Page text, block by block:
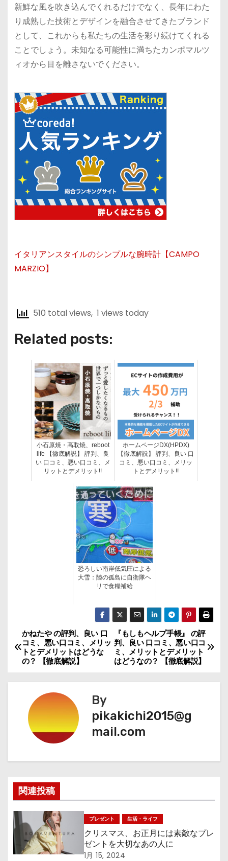
新鮮な風を吹き込んでくれるだけでなく、長年にわた
り成熟した技術とデザインを融合させてきたブランド
として、これからも私たちの生活を彩り続けてくれる
ことでしょう。未知なる可能性に満ちたカンポマルツ
ィオから目を離さないでください。
イタリアンスタイルのシンプルな腕時計【CAMPO
MARZIO】
510 total views, 1 views today
Related posts:
小石原焼・高取焼、reboot
life 【徹底解説】 評判、良
い 口コミ、悪い口コミ、メ
リットとデメリット!!
ホームページDX(HPDX)
【徹底解説】 評判、良い 口
コミ、悪い口コミ、メリッ
トとデメリット!!
恐ろしい南岸低気圧による
大雪：陸の孤島に自衛隊ヘ
リで食糧補給
投
稿
ナ
ビ
ゲ
シ
ョ
ン
『もしもヘルプ手帳』 の評
判、良い 口コミ、悪い口コ
ミ、メリットとデメリット
はどうなの？ 【徹底解説】
かねたや の評判、良い 口
コミ、悪い口コミ、メリッ
トとデメリットはどうな
の？ 【徹底解説】
By
pikakichi2015@g
mail.com
関連投稿
プレゼント 生活・ライフ
クリスマス、お正月には素敵なプレ
ゼントを大切なあの人に
1月 15, 2024